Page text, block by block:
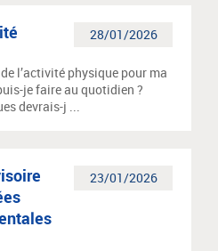
28/01/2026
l’activité physique pour ma
je faire au quotidien ?
devrais-j ...
23/01/2026